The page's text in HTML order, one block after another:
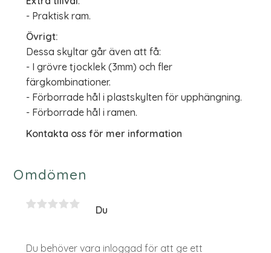
- Praktisk ram.
Övrigt:
Dessa skyltar går även att få:
- I grövre tjocklek (3mm) och fler
färgkombinationer.
- Förborrade hål i plastskylten för upphängning.
- Förborrade hål i ramen.
Kontakta oss för mer information
Omdömen
Du